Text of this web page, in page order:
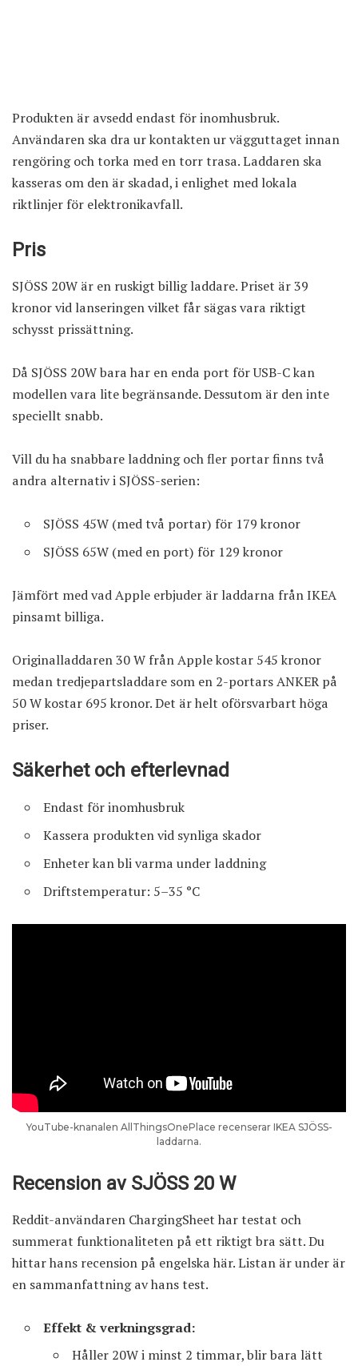
Produkten är avsedd endast för inomhusbruk.
Användaren ska dra ur kontakten ur vägguttaget innan
rengöring och torka med en torr trasa. Laddaren ska
kasseras om den är skadad, i enlighet med lokala
riktlinjer för elektronikavfall.
Pris
SJÖSS 20W är en ruskigt billig laddare.Priset är 39
kronorvid lanseringen vilket får sägas vara riktigt
schysst prissättning.
Då SJÖSS 20W bara har en enda port för USB-C kan
modellen vara lite begränsande. Dessutom är den inte
speciellt snabb.
Vill du ha snabbare laddning och fler portar finns två
andra alternativ i SJÖSS-serien:
SJÖSS 45W (med två portar) för 179 kronor
SJÖSS 65W (med en port) för 129 kronor
Jämfört med vad Apple erbjuder är laddarna från IKEA
pinsamt billiga.
Originalladdaren30 W från Apple kostar 545 kronor
medan tredjepartsladdare som en 2-portarsANKER på
50 W kostar 695 kronor. Det är helt oförsvarbart höga
priser.
Säkerhet och efterlevnad
Endast för inomhusbruk
Kassera produkten vid synliga skador
Enheter kan bli varma under laddning
Driftstemperatur: 5–35 °C
YouTube-knanalen AllThingsOnePlace recenserar IKEA SJÖSS-
laddarna.
Recension av SJÖSS 20 W
Reddit-användaren ChargingSheet har testat och
summerat funktionaliteten på ett riktigt bra sätt. Du
hittarhans recension på engelska här. Listan är under är
en sammanfattning av hans test.
Effekt & verkningsgrad:
Håller 20W i minst 2 timmar, blir bara lätt